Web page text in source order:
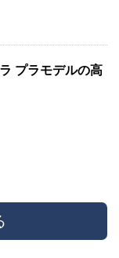
プラモデルの高